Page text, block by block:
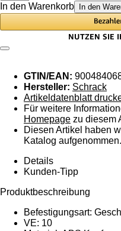
In den Warenkorb In den
GTIN/EAN:
Hersteller: Schrack
Artikeldatenblatt
Für weitere
Homepage zu diesem
Diesen Artikel haben
Katalog aufgenommen.
Details
Kunden-Tipp
Produktbeschreibung
Befestigungsart:
VE: 10